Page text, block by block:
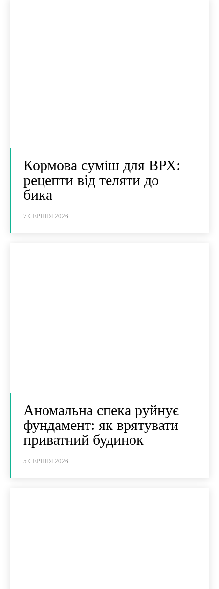
Кормова суміш для ВРХ:
рецепти від теляти до
бика
7 СЕРПНЯ 2026
Аномальна спека руйнує
фундамент: як врятувати
приватний будинок
5 СЕРПНЯ 2026